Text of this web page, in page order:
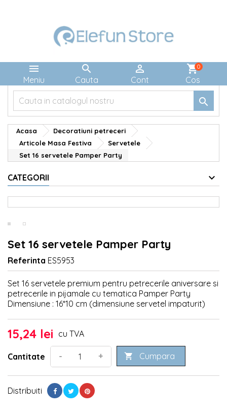

Meniu

Cauta

Cont
shopping_cart
Cos
0

Acasa
Decoratiuni petreceri
Articole Masa Festiva
Servetele
Set 16 servetele Pamper Party
CATEGORII
Set 16 servetele Pamper Party
Referinta ES5953
Set 16 servetele premium pentru petrecerile aniversare si
petrecerile in pijamale cu tematica Pamper Party
Dimensiune : 16*10 cm (dimensiune servetel impaturit)
15,24 lei cu TVA
Cantitate - +  Cumpara
Distribuiti